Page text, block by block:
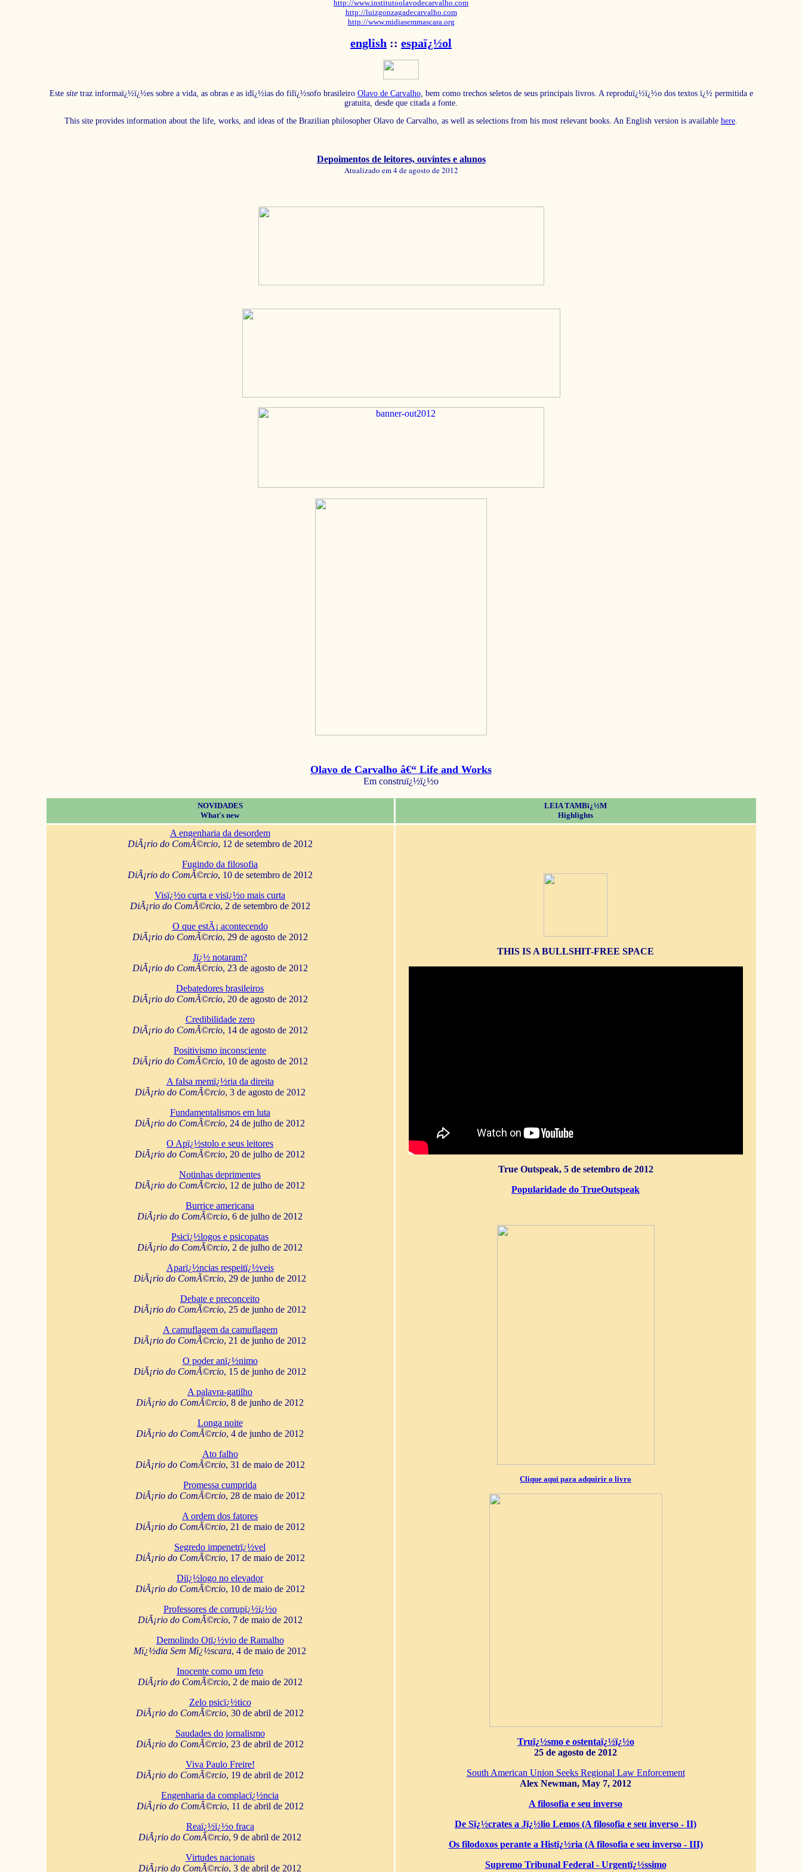
http://www.institutoolavodecarvalho.com
http://luizgonzagadecarvalho.com
http://www.midiasemmascara.org
english :: espaï¿½ol
Este sitetraz informaï¿½ï¿½es sobre a vida, as obras e as idï¿½ias do filï¿½sofo brasileiro Olavo de Carvalho, bem como trechos seletos de seus principais livros. A reproduï¿½ï¿½o dos textos ï¿½ permitida e
gratuita, desde que citada a fonte.
This site provides information about the life, works, and ideas of the Brazilian philosopher Olavo de Carvalho, as well as selections from his most relevant books. An English version is available here.
Depoimentos de leitores, ouvintes e alunos
Atualizado em 4 de agosto de 2012
Olavo de Carvalho â€“ Life and Works
Em construï¿½ï¿½o
NOVIDADES
What's new
LEIA TAMBï¿½M
Highlights
A engenharia da desordem
DiÃ¡rio do ComÃ©rcio, 12 de setembro de 2012
Fugindo da filosofia
DiÃ¡rio do ComÃ©rcio, 10 de setembro de 2012
Visï¿½o curta e visï¿½o mais curta
DiÃ¡rio do ComÃ©rcio, 2 de setembro de 2012
O que estÃ¡ acontecendo
DiÃ¡rio do ComÃ©rcio, 29 de agosto de 2012
Jï¿½ notaram?
DiÃ¡rio do ComÃ©rcio, 23 de agosto de 2012
Debatedores brasileiros
DiÃ¡rio do ComÃ©rcio, 20 de agosto de 2012
Credibilidade zero
DiÃ¡rio do ComÃ©rcio, 14 de agosto de 2012
Positivismo inconsciente
DiÃ¡rio do ComÃ©rcio, 10 de agosto de 2012
A falsa memï¿½ria da direita
DiÃ¡rio do ComÃ©rcio, 3 de agosto de 2012
Fundamentalismos em luta
DiÃ¡rio do ComÃ©rcio, 24 de julho de 2012
O Apï¿½stolo e seus leitores
DiÃ¡rio do ComÃ©rcio, 20 de julho de 2012
Notinhas deprimentes
DiÃ¡rio do ComÃ©rcio, 12 de julho de 2012
Burrice americana
DiÃ¡rio do ComÃ©rcio, 6 de julho de 2012
Psicï¿½logos e psicopatas
DiÃ¡rio do ComÃ©rcio, 2 de julho de 2012
Aparï¿½ncias respeitï¿½veis
DiÃ¡rio do ComÃ©rcio, 29 de junho de 2012
Debate e preconceito
DiÃ¡rio do ComÃ©rcio, 25 de junho de 2012
A camuflagem da camuflagem
DiÃ¡rio do ComÃ©rcio, 21 de junho de 2012
O poder anï¿½nimo
DiÃ¡rio do ComÃ©rcio, 15 de junho de 2012
A palavra-gatilho
DiÃ¡rio do ComÃ©rcio, 8 de junho de 2012
Longa noite
DiÃ¡rio do ComÃ©rcio, 4 de junho de 2012
Ato falho
DiÃ¡rio do ComÃ©rcio, 31 de maio de 2012
Promessa cumprida
DiÃ¡rio do ComÃ©rcio, 28 de maio de 2012
A ordem dos fatores
DiÃ¡rio do ComÃ©rcio, 21 de maio de 2012
Segredo impenetrï¿½vel
DiÃ¡rio do ComÃ©rcio, 17 de maio de 2012
Diï¿½logo no elevador
DiÃ¡rio do ComÃ©rcio, 10 de maio de 2012
Professores de corrupï¿½ï¿½o
DiÃ¡rio do ComÃ©rcio, 7 de maio de 2012
Demolindo Otï¿½vio de Ramalho
Mï¿½dia Sem Mï¿½scara, 4 de maio de 2012
Inocente como um feto
DiÃ¡rio do ComÃ©rcio, 2 de maio de 2012
Zelo psicï¿½tico
DiÃ¡rio do ComÃ©rcio, 30 de abril de 2012
Saudades do jornalismo
DiÃ¡rio do ComÃ©rcio, 23 de abril de 2012
Viva Paulo Freire!
DiÃ¡rio do ComÃ©rcio, 19 de abril de 2012
Engenharia da complacï¿½ncia
DiÃ¡rio do ComÃ©rcio, 11 de abril de 2012
Reaï¿½ï¿½o fraca
DiÃ¡rio do ComÃ©rcio, 9 de abril de 2012
Virtudes nacionais
DiÃ¡rio do ComÃ©rcio, 3 de abril de 2012
THIS IS A BULLSHIT-FREE SPACE
True Outspeak, 5 de setembro de 2012
Popularidade do TrueOutspeak
Clique aqui para adquirir o livro
Truï¿½smo e ostentaï¿½ï¿½o
25 de agosto de 2012
South American Union Seeks Regional Law Enforcement
Alex Newman, May 7, 2012
A filosofia e seu inverso
De Sï¿½crates a Jï¿½lio Lemos (A filosofia e seu inverso - II)
Os filodoxos perante a Histï¿½ria (A filosofia e seu inverso - III)
Supremo Tribunal Federal - Urgentï¿½ssimo